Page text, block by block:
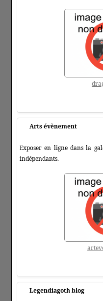
Arts évènement
Exposer en ligne dans la
indépendants.
Legendiagoth blog